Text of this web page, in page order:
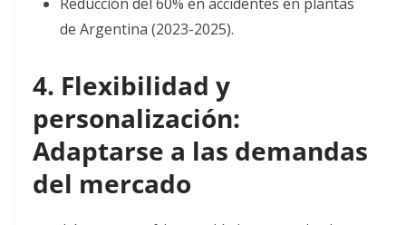
de Argentina (2023-2025).
4. Flexibilidad y
personalización:
Adaptarse a las demandas
del mercado